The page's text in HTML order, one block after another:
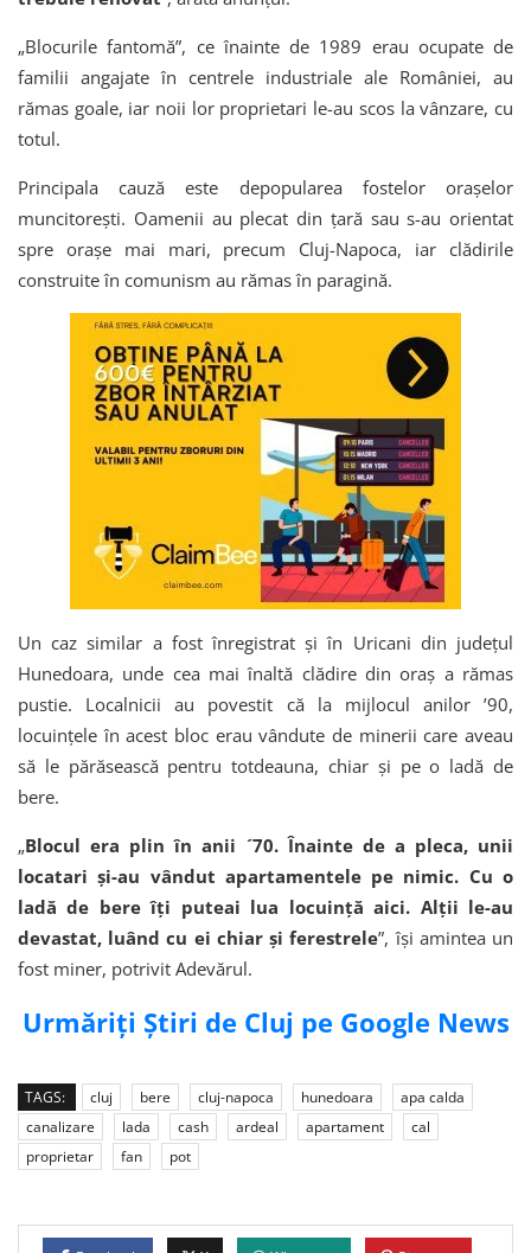
„Blocurile fantomă”, ce înainte de 1989 erau ocupate de
familii angajate în centrele industriale ale României, au
rămas goale, iar noii lor proprietari le-au scos la vânzare, cu
totul.
Principala cauză este depopularea fostelor orașelor
muncitorești. Oamenii au plecat din țară sau s-au orientat
spre orașe mai mari, precum Cluj-Napoca, iar clădirile
construite în comunism au rămas în paragină.
Un caz similar a fost înregistrat și în Uricani din județul
Hunedoara, unde cea mai înaltă clădire din oraș a rămas
pustie. Localnicii au povestit că la mijlocul anilor ’90,
locuințele în acest bloc erau vândute de minerii care aveau
să le părăsească pentru totdeauna, chiar și pe o ladă de
bere.
„Blocul era plin în anii ´70. Înainte de a pleca, unii
locatari şi-au vândut apartamentele pe nimic. Cu o
ladă de bere îți puteai lua locuință aici. Alţii le-au
devastat, luând cu ei chiar şi ferestrele”, îşi amintea un
fost miner, potrivit Adevărul.
Urmăriți Știri de Cluj pe Google News
TAGS: cluj bere cluj-napoca hunedoara
apa calda
canalizare
lada cash ardeal apartament
cal
proprietar
fan pot